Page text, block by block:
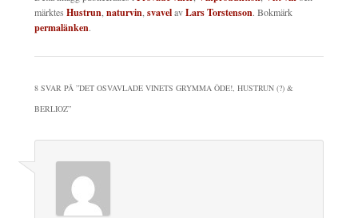
märktes Hustrun naturvin svavelavLars Torstenson. Bokmärk
permalänken.
8 SVAR PÅ ”DET OSVAVLADE VINETS GRYMMA ÖDE!, HUSTRUN (?) &
BERLIOZ”